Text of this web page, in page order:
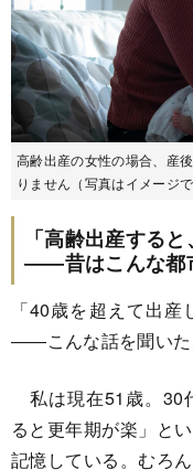
高齢出産の女性の場合、産
りません（写真はイメージ
「高齢出産する
――昔はこんな都
「40歳を超えて出
――こんな話を聞いた
私は現在51歳。30
ると更年期が楽」と
記憶している。むろ